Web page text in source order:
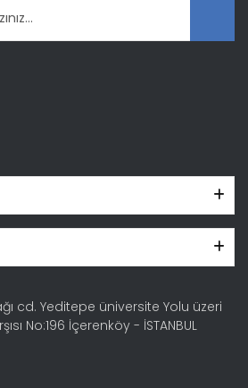
cd. Yeditepe üniversite Yolu üzeri
No:196 İçerenköy - İSTANBUL